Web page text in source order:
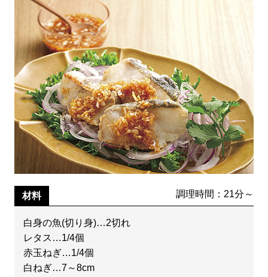
材料 調理時間：21分～
白身の魚(切り身)…2切れ
レタス…1/4個
赤玉ねぎ…1/4個
白ねぎ…7～8cm